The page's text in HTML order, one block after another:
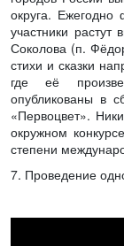
округа.
участники
Соколова (п.
стихи и сказки
где её
опубликованы в
«Первоцвет».
окружном
степени
7. Проведение